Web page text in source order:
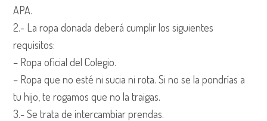
APA.
2.- La ropa donada deberá cumplir los siguientes
requisitos:
– Ropa oficial del Colegio.
– Ropa que no esté ni sucia ni rota. Si no se la pondrías a
tu hijo, te rogamos que no la traigas.
3.- Se trata de intercambiar prendas.